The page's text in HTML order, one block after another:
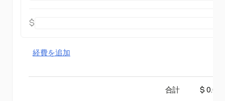
$
経費を追加
合計 $ 0.00